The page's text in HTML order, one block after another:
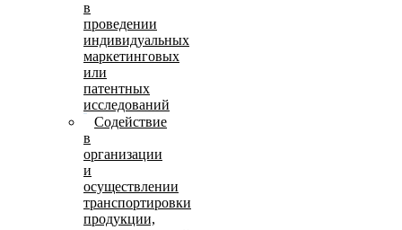
в
проведении
индивидуальных
маркетинговых
или
патентных
исследований
Содействие
в
организации
и
осуществлении
транспортировки
продукции,